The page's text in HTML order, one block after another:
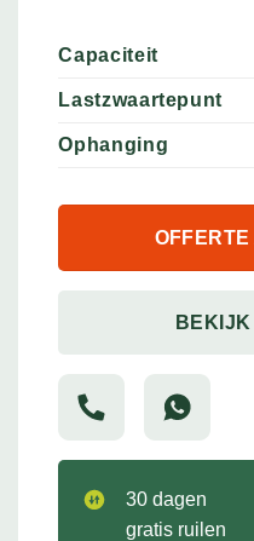
Capaciteit
Lastzwaartepunt
Ophanging
30 dagen
gratis ruilen